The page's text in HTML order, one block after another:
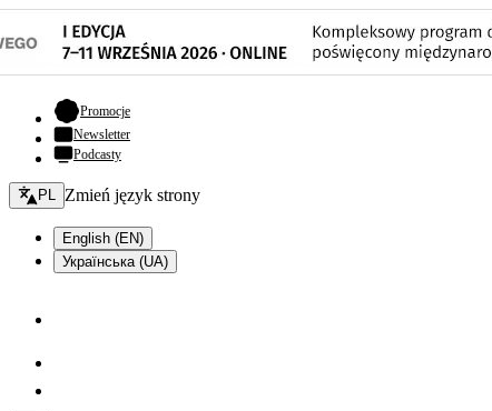
Promocje- otwiera się w nowej karcie
Newsletter
Podcasty
Zmień język - bieżący:
PL Zmień język strony
English (EN)
Українська (UA)